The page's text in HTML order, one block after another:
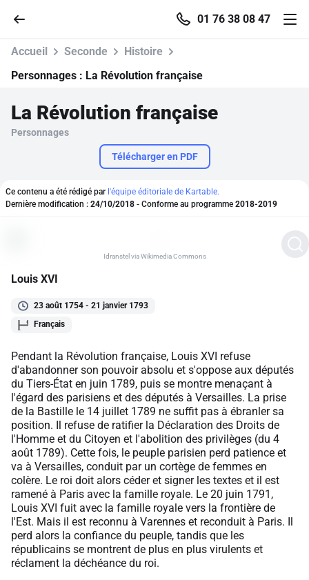
01 76 38 08 47
Accueil
Recherche
Accueil Seconde
Histoire
Personnages : La Révolution française
La Révolution française
Personnages
Télécharger en PDF
Ce contenu a été rédigé par l'équipe éditoriale de Kartable.
Dernière modification : 24/10/2018 - Conforme au programme 2018-2019
Idranstel via Wikimedia Commons
Louis XVI
23 août 1754 - 21 janvier 1793
Français
Pendant la Révolution française, Louis XVI refuse
d'abandonner son pouvoir absolu et s'oppose aux députés
du Tiers-État en juin 1789, puis se montre menaçant à
l'égard des parisiens et des députés à Versailles. La prise
de la Bastille le 14 juillet 1789 ne suffit pas à ébranler sa
position. Il refuse de ratifier la Déclaration des Droits de
l'Homme et du Citoyen et l'abolition des privilèges (du 4
août 1789). Cette fois, le peuple parisien perd patience et
va à Versailles, conduit par un cortège de femmes en
colère. Le roi doit alors céder et signer les textes et il est
ramené à Paris avec la famille royale. Le 20 juin 1791,
Louis XVI fuit avec la famille royale vers la frontière de
l'Est. Mais il est reconnu à Varennes et reconduit à Paris. Il
perd alors la confiance du peuple, tandis que les
républicains se montrent de plus en plus virulents et
réclament la déchéance du roi.